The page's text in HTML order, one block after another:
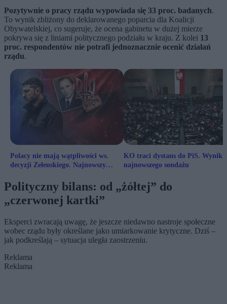
Pozytywnie o pracy rządu wypowiada się 33 proc. badanych.
To wynik zbliżony do deklarowanego poparcia dla Koalicji
Obywatelskiej, co sugeruje, że ocena gabinetu w dużej mierze
pokrywa się z liniami politycznego podziału w kraju. Z kolei 13
proc. respondentów nie potrafi jednoznacznie ocenić działań
rządu.
Polacy nie mają wątpliwości ws.
decyzji Zełenskiego. Najnowszy
KO traci dystans do PiS. Wyniki
najnowszego sondażu
Polityczny bilans: od „żółtej” do
„czerwonej kartki”
Eksperci zwracają uwagę, że jeszcze niedawno nastroje społeczne
wobec rządu były określane jako umiarkowanie krytyczne. Dziś –
jak podkreślają – sytuacja uległa zaostrzeniu.
Reklama
Reklama